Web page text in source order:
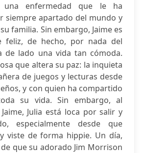
una enfermedad que le ha
siempre apartado del mundo y
familia. Sin embargo, Jaime es
feliz, de hecho, por nada del
de lado una vida tan cómoda.
que altera su paz: la inquieta
de juegos y lecturas desde
y con quien ha compartido
su vida. Sin embargo, al
Julia está loca por salir y
especialmente desde que
viste de forma hippie. Un día,
que su adorado Jim Morrison